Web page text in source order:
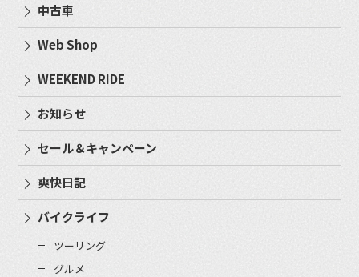
中古車
Web Shop
WEEKEND RIDE
お知らせ
セール＆キャンペーン
爽快日記
バイクライフ
ツーリング
グルメ